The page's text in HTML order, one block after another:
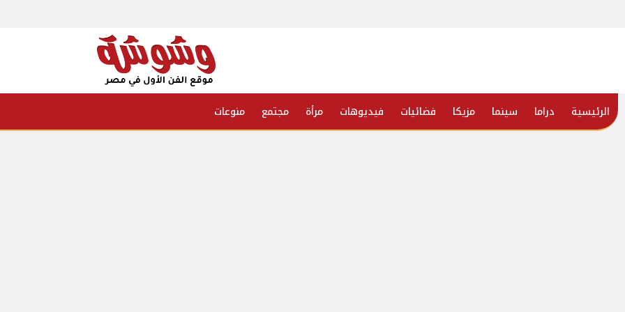
الرئيسية دراما سينما مزيكا فضائيات فيديوهات مرأة مجتمع منوعات